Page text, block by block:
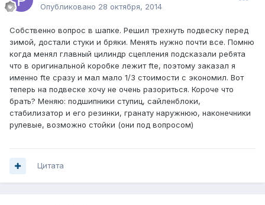
Опубликовано 28 октября, 2014
Собственно вопрос в шапке. Решил трехнуть подвеску перед
зимой, достали стуки и бряки. Менять нужно почти все. Помню
когда менял главный цилиндр сцепления подсказали ребята
что в оригинальной коробке лежит fte, поэтому заказал я
именно fte сразу и мал мало 1/3 стоимости с экономил. Вот
теперь на подвеске хочу не очень разориться. Короче что
брать? Меняю: подшипники ступиц, сайленблоки,
стабилизатор и его резинки, гранату наружнюю, наконечники
рулевые, возможно стойки (они под вопросом)
Цитата